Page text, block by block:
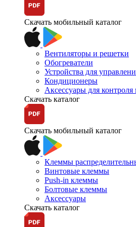
Скачать мобильный каталог
Вентиляторы и решетки
Обогреватели
Устройства для
Кондиционеры
Аксессуары для
Скачать каталог
Скачать мобильный каталог
Клеммы
Винтовые клеммы
Push-in клеммы
Болтовые клеммы
Аксессуары
Скачать каталог